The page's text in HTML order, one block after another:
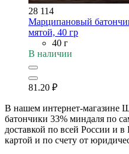
28 114
Марципановый
мятой, 40 гр
40 г
В наличии
81.20 ₽
В нашем интернет-магазине
батончики 33% миндаля по
доставкой по всей России и в
картой и по счету от